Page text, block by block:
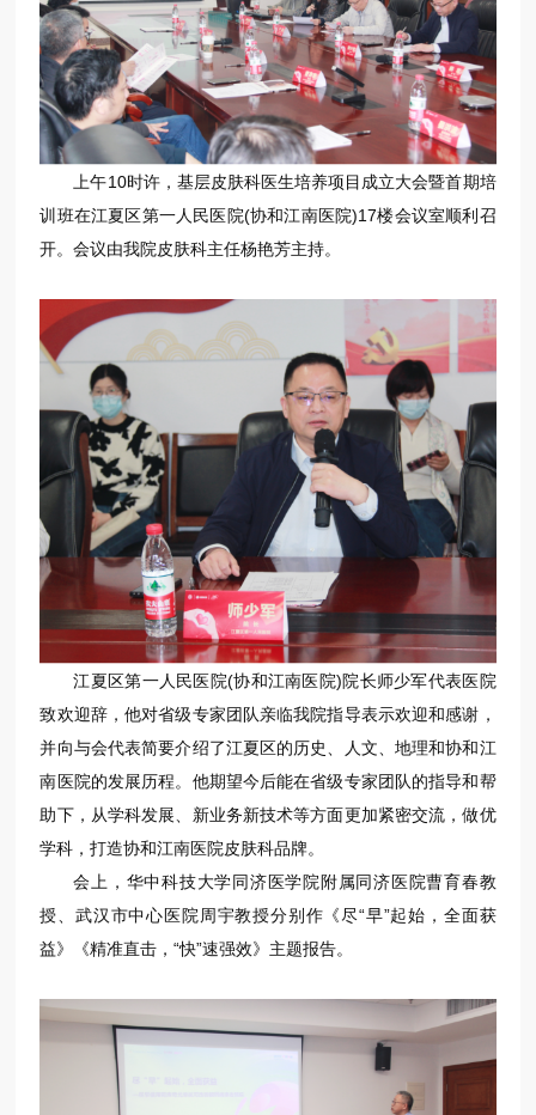
上午10时许，基层皮肤科医生培养项目成立大会暨首期培
训班在江夏区第一人民医院(协和江南医院)17楼会议室顺利召
开。会议由我院皮肤科主任杨艳芳主持。
江夏区第一人民医院(协和江南医院)院长师少军代表医院
致欢迎辞，他对省级专家团队亲临我院指导表示欢迎和感谢，
并向与会代表简要介绍了江夏区的历史、人文、地理和协和江
南医院的发展历程。他期望今后能在省级专家团队的指导和帮
助下，从学科发展、新业务新技术等方面更加紧密交流，做优
学科，打造协和江南医院皮肤科品牌。
会上，华中科技大学同济医学院附属同济医院曹育春教
授、武汉市中心医院周宇教授分别作《尽“早”起始，全面获
益》《精准直击，“快”速强效》主题报告。